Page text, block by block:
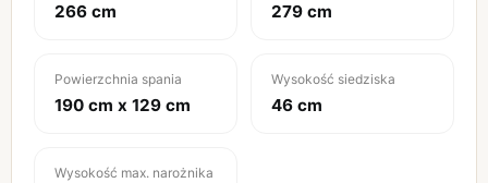
266 cm 279 cm
Powierzchnia spania
190 cm x 129 cm
Wysokość siedziska
46 cm
Wysokość max. narożnika